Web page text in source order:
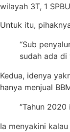
wilayah 3T, 1
Untuk itu,
“Sub
sudah ada di
Kedua, idenya
hanya menjual
“Tahun
Ia menyakini